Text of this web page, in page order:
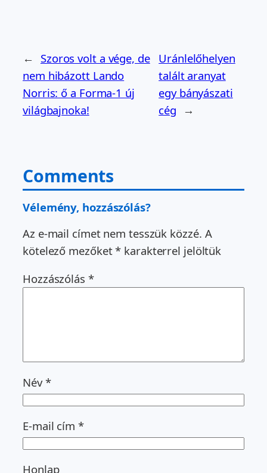
← Szoros volt a vége, de
nem hibázott Lando
Norris: ő a Forma-1 új
világbajnoka!
Uránlelőhelyen
talált aranyat
egy bányászati
cég →
Comments
Vélemény, hozzászólás?
Az e-mail címet nem tesszük közzé. A
kötelező mezőket* karakterrel jelöltük
Hozzászólás *
Név*
E-mail cím *
Honlap